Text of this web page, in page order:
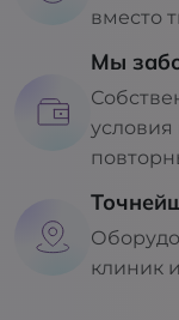
вместо
Мы
клиник